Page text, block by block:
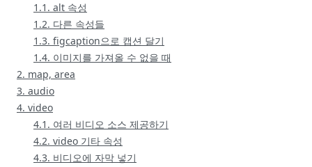
1.1. alt 속성
1.2. 다른 속성들
1.3. figcaption으로 캡션 달기
1.4. 이미지를 가져올 수 없을 때
2. map, area
3. audio
4. video
4.1. 여러 비디오 소스 제공하기
4.2. video 기타 속성
4.3. 비디오에 자막 넣기